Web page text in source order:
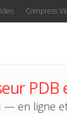
Compress
PDB
— en ligne